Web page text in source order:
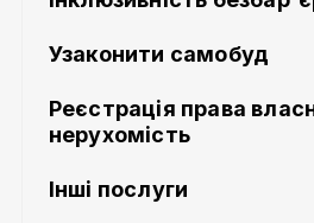
Узаконити самобуд
Реєстрація права
нерухомість
Інші послуги